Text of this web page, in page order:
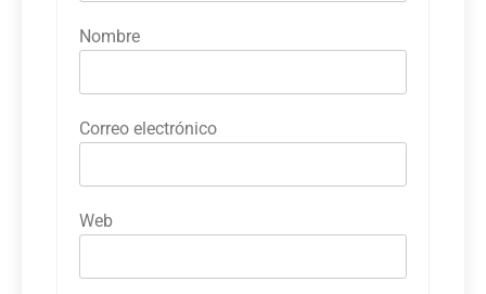
Nombre
Correo electrónico
Web